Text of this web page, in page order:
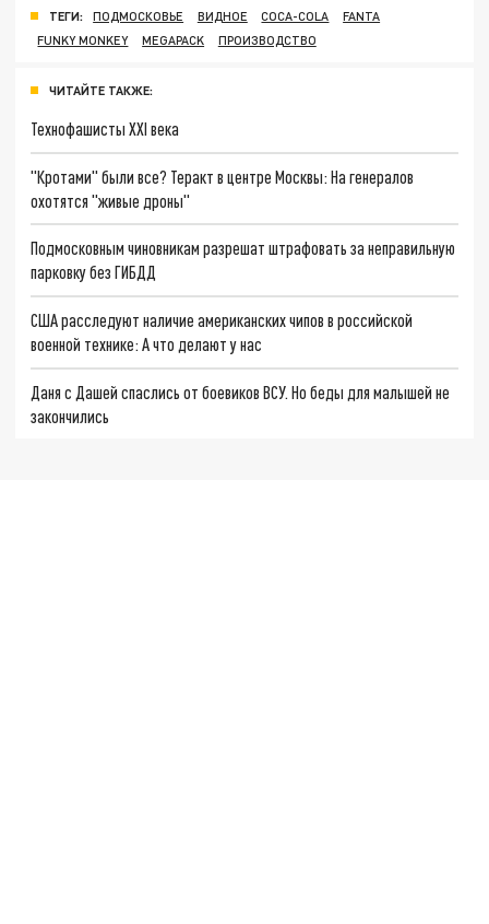
ТЕГИ: ПОДМОСКОВЬЕ ВИДНОЕ COCA-COLA
FANTA
FUNKY MONKEY
MEGAPACK ПРОИЗВОДСТВО
ЧИТАЙТЕ ТАКЖЕ:
Технофашисты XXI века
"Кротами" были все? Теракт в центре Москвы: На генералов
охотятся "живые дроны"
Подмосковным чиновникам разрешат штрафовать за неправильную
парковку без ГИБДД
США расследуют наличие американских чипов в российской
военной технике: А что делают у нас
Даня с Дашей спаслись от боевиков ВСУ. Но беды для малышей не
закончились